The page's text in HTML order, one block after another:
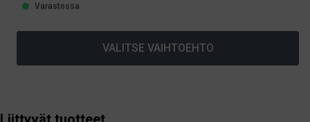
Varastossa
VALITSE VAIHTOEHTO